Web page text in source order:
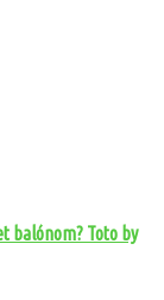
balónom? Toto by